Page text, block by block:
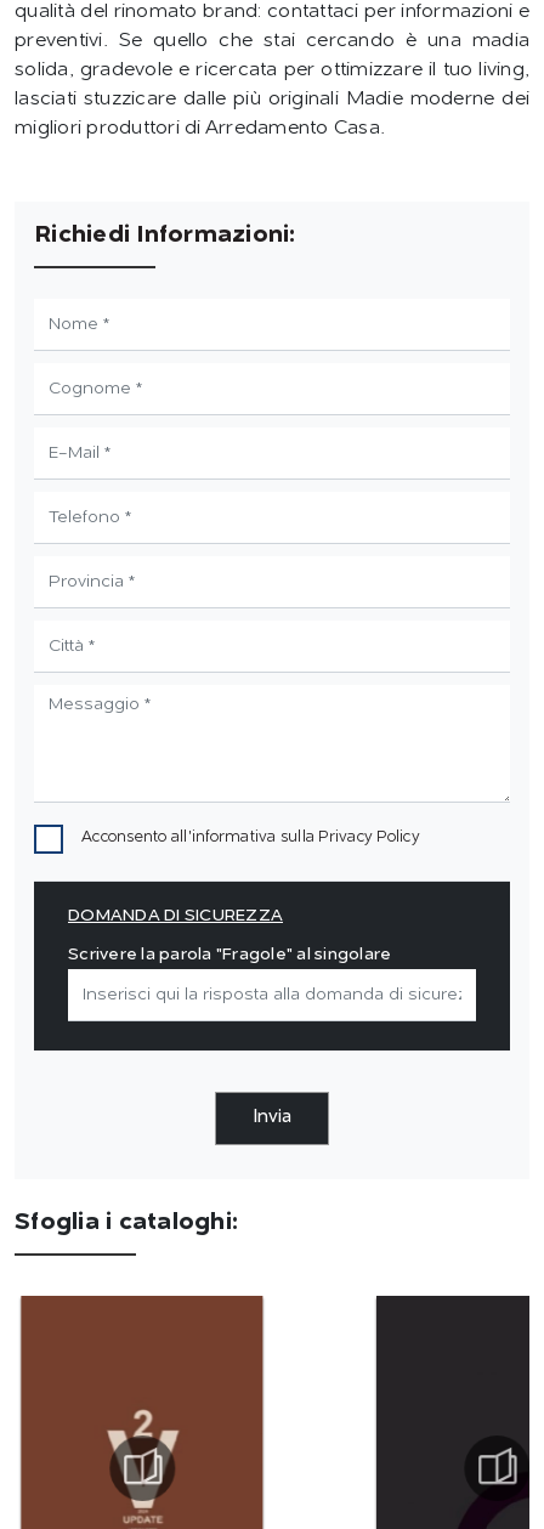
qualità del rinomato brand: contattaci per informazioni e
preventivi. Se quello che stai cercando è una madia
solida, gradevole e ricercata per ottimizzare il tuo living,
lasciati stuzzicare dalle più originali Madie moderne dei
migliori produttori di Arredamento Casa.
Richiedi Informazioni:
Acconsento all'informativa sulla Privacy Policy
DOMANDA DI SICUREZZA
Scrivere la parola "Fragole" al singolare
Invia
Sfoglia i cataloghi: